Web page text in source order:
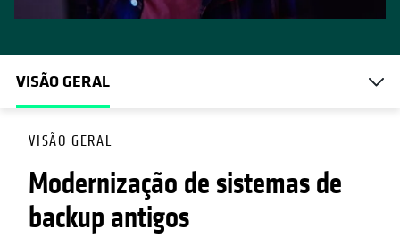
VISÃO GERAL
VISÃO GERAL
Modernização de sistemas de
backup antigos